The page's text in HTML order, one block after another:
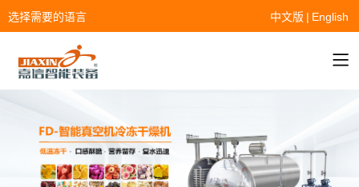
选择需要的语言 中文版 | English